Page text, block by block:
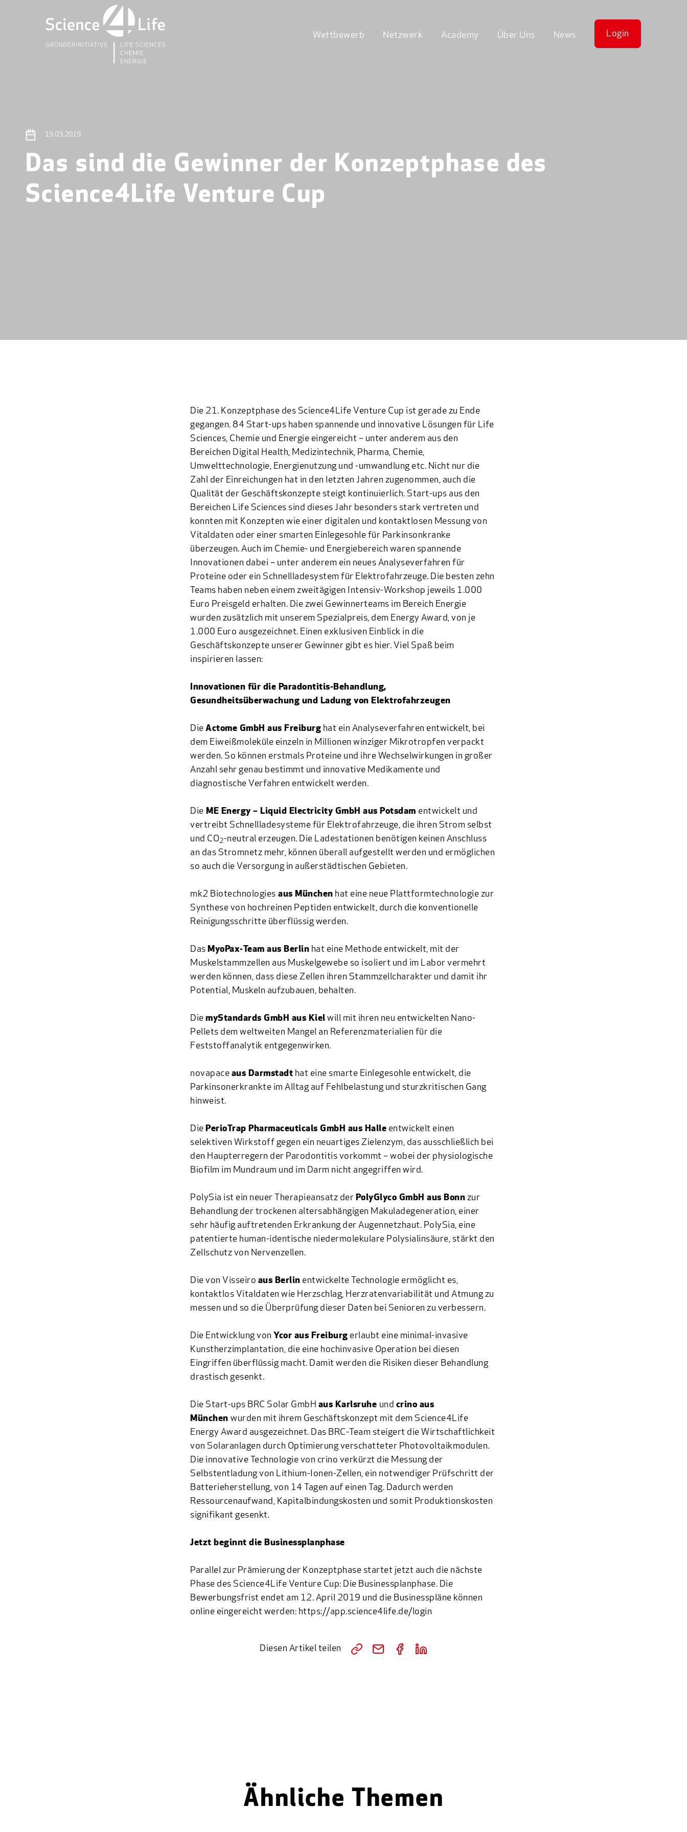
Wettbewerb Netzwerk Academy Über Uns News Login
19.03.2019
Das sind die Gewinner der Konzeptphase des
Science4Life Venture Cup
Die 21. Konzeptphase des Science4Life Venture Cup ist gerade zu Ende
gegangen. 84 Start-ups haben spannende und innovative Lösungen für Life
Sciences, Chemie und Energie eingereicht – unter anderem aus den
Bereichen Digital Health, Medizintechnik, Pharma, Chemie,
Umwelttechnologie, Energienutzung und -umwandlung etc. Nicht nur die
Zahl der Einreichungen hat in den letzten Jahren zugenommen, auch die
Qualität der Geschäftskonzepte steigt kontinuierlich. Start-ups aus den
Bereichen Life Sciences sind dieses Jahr besonders stark vertreten und
konnten mit Konzepten wie einer digitalen und kontaktlosen Messung von
Vitaldaten oder einer smarten Einlegesohle für Parkinsonkranke
überzeugen. Auch im Chemie- und Energiebereich waren spannende
Innovationen dabei – unter anderem ein neues Analyseverfahren für
Proteine oder ein Schnellladesystem für Elektrofahrzeuge. Die besten zehn
Teams haben neben einem zweitägigen Intensiv-Workshop jeweils 1.000
Euro Preisgeld erhalten. Die zwei Gewinnerteams im Bereich Energie
wurden zusätzlich mit unserem Spezialpreis, dem Energy Award, von je
1.000 Euro ausgezeichnet. Einen exklusiven Einblick in die
Geschäftskonzepte unserer Gewinner gibt es hier. Viel Spaß beim
inspirieren lassen:
Innovationen für die Paradontitis-Behandlung,
Gesundheitsüberwachung und Ladung von Elektrofahrzeugen
Die Actome GmbH aus Freiburg hat ein Analyseverfahren entwickelt, bei
dem Eiweißmoleküle einzeln in Millionen winziger Mikrotropfen verpackt
werden. So können erstmals Proteine und ihre Wechselwirkungen in großer
Anzahl sehr genau bestimmt und innovative Medikamente und
diagnostische Verfahren entwickelt werden.
Die ME Energy – Liquid Electricity GmbH aus Potsdam entwickelt und
vertreibt Schnellladesysteme für Elektrofahrzeuge, die ihren Strom selbst
und CO2-neutral erzeugen. Die Ladestationen benötigen keinen Anschluss
an das Stromnetz mehr, können überall aufgestellt werden und ermöglichen
so auch die Versorgung in außerstädtischen Gebieten.
mk2 Biotechnologies aus München hat eine neue Plattformtechnologie zur
Synthese von hochreinen Peptiden entwickelt, durch die konventionelle
Reinigungsschritte überflüssig werden.
Das MyoPax-Team aus Berlin hat eine Methode entwickelt, mit der
Muskelstammzellen aus Muskelgewebe so isoliert und im Labor vermehrt
werden können, dass diese Zellen ihren Stammzellcharakter und damit ihr
Potential, Muskeln aufzubauen, behalten.
Die myStandards GmbH aus Kiel will mit ihren neu entwickelten Nano-
Pellets dem weltweiten Mangel an Referenzmaterialien für die
Feststoffanalytik entgegenwirken.
novapace aus Darmstadt hat eine smarte Einlegesohle entwickelt, die
Parkinsonerkrankte im Alltag auf Fehlbelastung und sturzkritischen Gang
hinweist.
Die PerioTrap Pharmaceuticals GmbH aus Halle entwickelt einen
selektiven Wirkstoff gegen ein neuartiges Zielenzym, das ausschließlich bei
den Haupterregern der Parodontitis vorkommt – wobei der physiologische
Biofilm im Mundraum und im Darm nicht angegriffen wird.
PolySia ist ein neuer Therapieansatz der PolyGlyco GmbH aus Bonn zur
Behandlung der trockenen altersabhängigen Makuladegeneration, einer
sehr häufig auftretenden Erkrankung der Augennetzhaut. PolySia, eine
patentierte human-identische niedermolekulare Polysialinsäure, stärkt den
Zellschutz von Nervenzellen.
Die von Visseiro aus Berlin entwickelte Technologie ermöglicht es,
kontaktlos Vitaldaten wie Herzschlag, Herzratenvariabilität und Atmung zu
messen und so die Überprüfung dieser Daten bei Senioren zu verbessern.
Die Entwicklung von Ycor aus Freiburg erlaubt eine minimal-invasive
Kunstherzimplantation, die eine hochinvasive Operation bei diesen
Eingriffen überflüssig macht. Damit werden die Risiken dieser Behandlung
drastisch gesenkt.
Die Start-ups BRC Solar GmbH aus Karlsruhe und crino aus
München wurden mit ihrem Geschäftskonzept mit dem Science4Life
Energy Award ausgezeichnet. Das BRC-Team steigert die Wirtschaftlichkeit
von Solaranlagen durch Optimierung verschatteter Photovoltaikmodulen.
Die innovative Technologie von crino verkürzt die Messung der
Selbstentladung von Lithium-Ionen-Zellen, ein notwendiger Prüfschritt der
Batterieherstellung, von 14 Tagen auf einen Tag. Dadurch werden
Ressourcenaufwand, Kapitalbindungskosten und somit Produktionskosten
signifikant gesenkt.
Jetzt beginnt die Businessplanphase
Parallel zur Prämierung der Konzeptphase startet jetzt auch die nächste
Phase des Science4Life Venture Cup: Die Businessplanphase. Die
Bewerbungsfrist endet am 12. April 2019 und die Businesspläne können
online eingereicht werden: https://app.science4life.de/login
Diesen Artikel teilen
Ähnliche Themen